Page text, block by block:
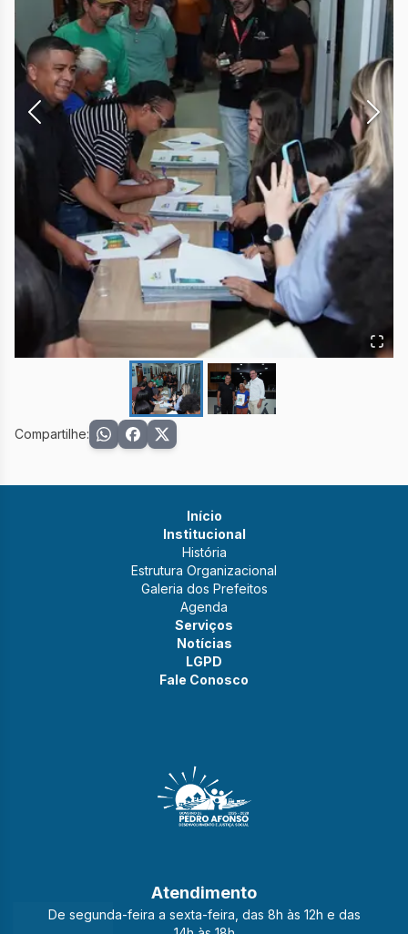
Compartilhe:
Início
Institucional
História
Estrutura Organizacional
Galeria dos Prefeitos
Agenda
Serviços
Notícias
LGPD
Fale Conosco
Atendimento
De segunda-feira a sexta-feira, das 8h às 12h e das